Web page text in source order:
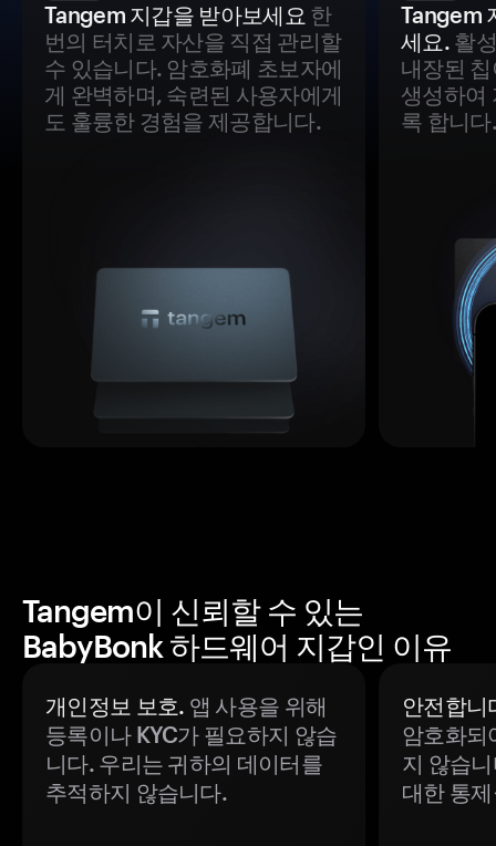
Tangem 지갑을 받아보세요 한
번의 터치로 자산을 직접 관리할
수 있습니다. 암호화폐 초보자에
게 완벽하며, 숙련된 사용자에게
도 훌륭한 경험을 제공합니다.
Tangem
세요.활
내장된
생성하여
록 합니다.
Tangem이 신뢰할 수 있는
BabyBonk 하드웨어 지갑인 이유
개인정보 보호. 앱 사용을 위해
등록이나 KYC가 필요하지 않습
니다. 우리는 귀하의 데이터를
추적하지 않습니다.
안전합니
암호화되
지 않습
대한 통